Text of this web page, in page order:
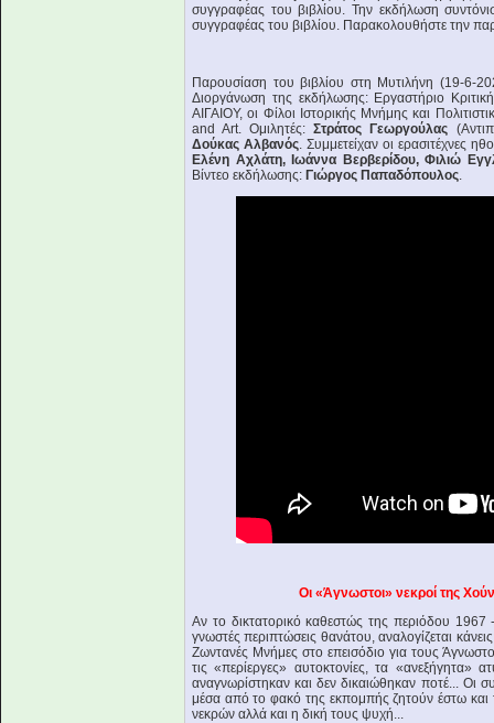
συγγραφέας του βιβλίου. Την εκδήλωση
συγγραφέας του βιβλίου. Παρακολουθήστε την
Παρουσίαση του βιβλίου στη Μυτιλήνη (19-6-
Διοργάνωση της εκδήλωσης: Εργαστήριο
ΑΙΓΑΙΟΥ, οι Φίλοι Ιστορικής Μνήμης και
and Art. Ομιλητές:Στράτος Γεωργούλας
Δούκας Αλβανός. Συμμετείχαν οι ερασιτέχνες
Ελένη Αχλάτη, Ιωάννα Βερβερίδου, Φιλιώ
Βίντεο εκδήλωσης: Γιώργος Παπαδόπουλος.
Οι «Άγνωστοι» νεκροί της
Αν το δικτατορικό καθεστώς της περιόδου 1967
γνωστές περιπτώσεις θανάτου, αναλογίζεται
Ζωντανές Μνήμες στο επεισόδιο για τους
τις «περίεργες» αυτοκτονίες, τα «ανεξήγητα»
αναγνωρίστηκαν και δεν δικαιώθηκαν ποτέ...
μέσα από το φακό της εκπομπής ζητούν έστω
νεκρών αλλά και η δική τους ψυχή...